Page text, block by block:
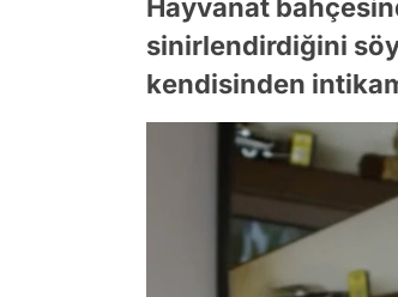
Hayvanat
sinirlendirdiğini
kendisinden